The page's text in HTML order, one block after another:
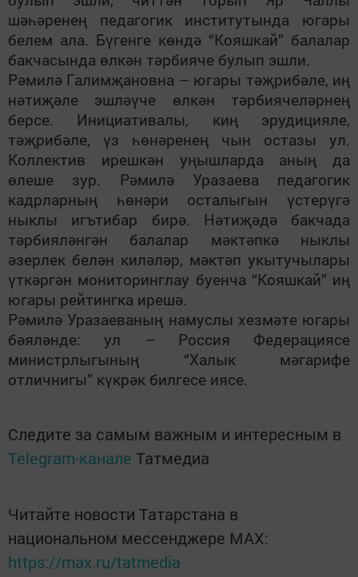
шәһәренең педагогик институтында югары
белем ала. Бүгенге көндә “Кояшкай” балалар
бакчасында өлкән тәрбияче булып эшли.
Рәмилә Галимҗановна – югары тәҗрибәле, иң
нәтиҗәле эшләүче өлкән тәрбиячеләрнең
берсе. Инициативалы, киң эрудицияле,
тәҗрибәле, үз һөнәренең чын остазы ул.
Коллектив ирешкән уңышларда аның да
өлеше зур. Рәмилә Уразаева педагогик
кадрларның һөнәри осталыгын үстерүгә
ныклы игътибар бирә. Нәтиҗәдә бакчада
тәрбияләнгән балалар мәктәпкә ныклы
әзерлек белән киләләр, мәктәп укытучылары
үткәргән мониторинглау буенча “Кояшкай” иң
югары рейтингка ирешә.
Рәмилә Уразаеваның намуслы хезмәте югары
бәяләнде: ул – Россия Федерациясе
министрлыгының “Халык мәгарифе
отличнигы” күкрәк билгесе иясе.
Следите за самым важным и интересным в
Telegram-канале Татмедиа
Читайте новости Татарстана в
национальном мессенджере MАХ:
https://max.ru/tatmedia